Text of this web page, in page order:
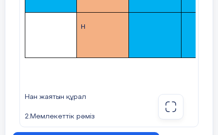
Н
Нан жаятын құрал
2.Мемлекеттік рәміз